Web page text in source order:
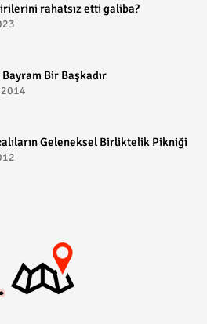
rahatsız etti galiba?
Bir Başkadır
Geleneksel Birliktelik Pikniği